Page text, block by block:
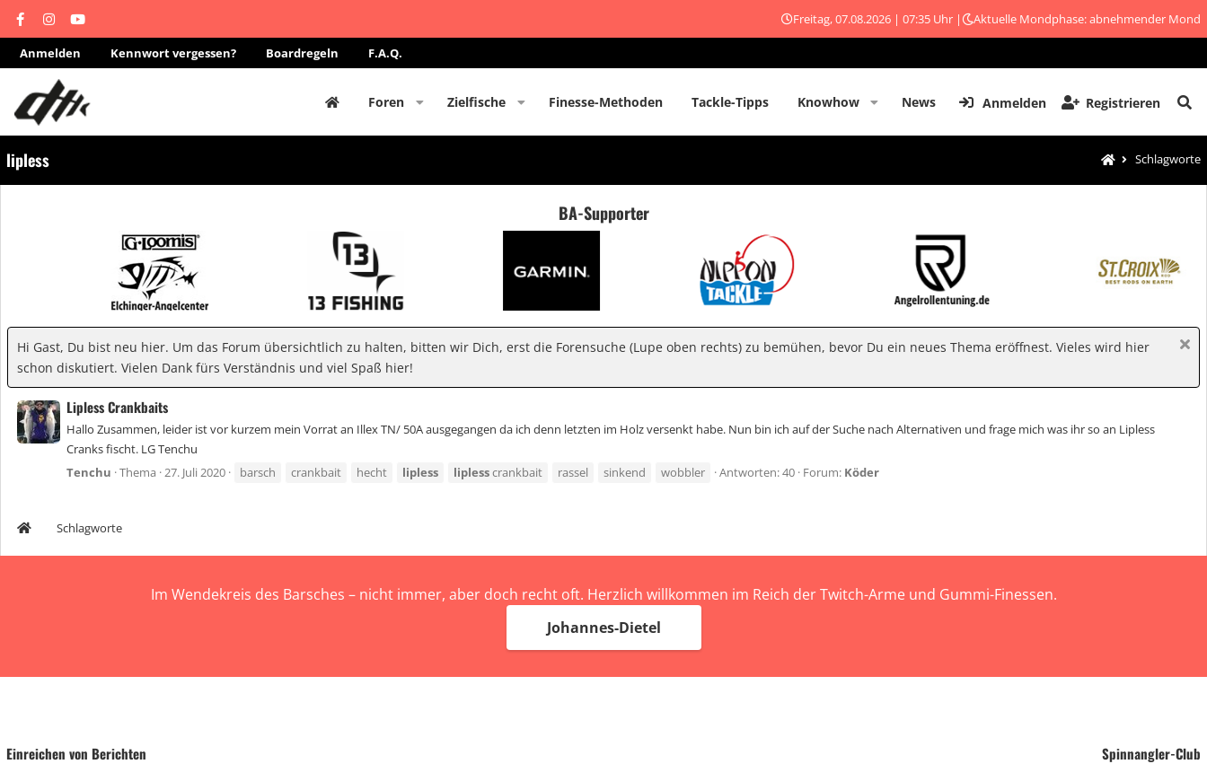
Freitag, 07.08.2026 | 07:35 Uhr | Aktuelle Mondphase: abnehmender Mond
Anmelden Kennwort vergessen? Boardregeln F.A.Q.
Foren Zielfische Finesse-Methoden Tackle-Tipps Knowhow News Anmelden Registrieren
lipless Schlagworte
BA-Supporter
Hi Gast, Du bist neu hier. Um das Forum übersichtlich zu halten, bitten wir Dich, erst die Forensuche (Lupe oben rechts) zu bemühen, bevor Du ein neues Thema eröffnest. Vieles wird hier
schon diskutiert. Vielen Dank fürs Verständnis und viel Spaß hier!
Lipless Crankbaits
Hallo Zusammen, leider ist vor kurzem mein Vorrat an Illex TN/ 50A ausgegangen da ich denn letzten im Holz versenkt habe. Nun bin ich auf der Suche nach Alternativen und frage mich was ihr so an Lipless
Cranks fischt. LG Tenchu
Tenchu Thema 27. Juli 2020 barsch crankbait hecht lipless liplesscrankbait rassel sinkend wobbler Antworten: 40 Forum: Köder
Schlagworte
Im Wendekreis des Barsches – nicht immer, aber doch recht oft. Herzlich willkommen im Reich der Twitch-Arme und Gummi-Finessen.
Johannes-Dietel
Einreichen von Berichten Spinnangler-Club